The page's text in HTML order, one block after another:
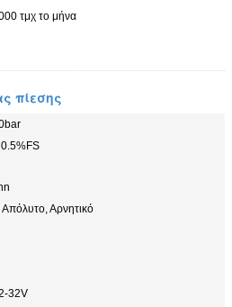
τμχ το μήνα
πίεσης
Αρνητικό
32V